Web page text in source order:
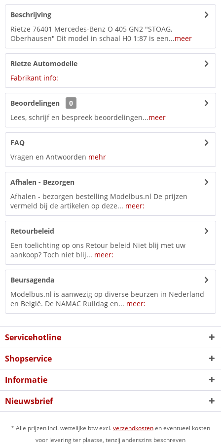
Beschrijving
Rietze 76401 Mercedes-Benz O 405 GN2 "STOAG,
Oberhausen" Dit model in schaal H0 1:87 is een...meer
Rietze Automodelle
Fabrikant info:
Beoordelingen
0
Lees, schrijf en bespreek beoordelingen...meer
FAQ
Vragen en Antwoorden mehr
Afhalen - Bezorgen
Afhalen - bezorgen bestelling Modelbus.nl De prijzen
vermeld bij de artikelen op deze... meer:
Retourbeleid
Een toelichting op ons Retour beleid Niet blij met uw
aankoop? Toch niet blij... meer:
Beursagenda
Modelbus.nl is aanwezig op diverse beurzen in Nederland
en België. De NAMAC Ruildag en... meer:
Servicehotline
Shopservice
Informatie
Nieuwsbrief
* Alle prijzen incl. wettelijke btw excl.verzendkostenen eventueel kosten
voor levering ter plaatse, tenzij anderszins beschreven